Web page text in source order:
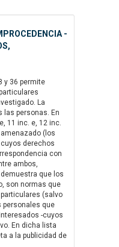
-
y 36 permite
La
las personas. En
11 inc. e, 12 inc.
(los
derechos
con
ambos,
que los
son normas que
(salvo
personales que
-cuyos
En dicha lista
a la publicidad de